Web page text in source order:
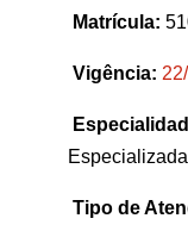
Matrícula:
Vigência: 22
Tipo de